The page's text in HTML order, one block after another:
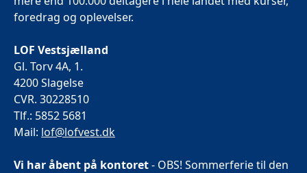
foredrag og oplevelser.
LOF Vestsjælland
Gl. Torv 4A, 1.
4200 Slagelse
CVR. 30228510
Tlf.: 5852 5681
Mail: lof@lofvest.dk
Vi har åbent på kontoret- OBS! Sommerferie til den